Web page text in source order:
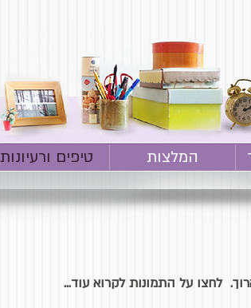
טיפים ורעיונות המלצות
לחצו על התמונות לקרוא עוד...